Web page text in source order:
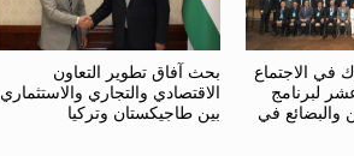
في الاجتماع
لبرنامج
والبضائع في
بحث آفاق تطوير التعاون
الاقتصادي والتجاري والاستثماري
بين طاجيكستان وتركيا